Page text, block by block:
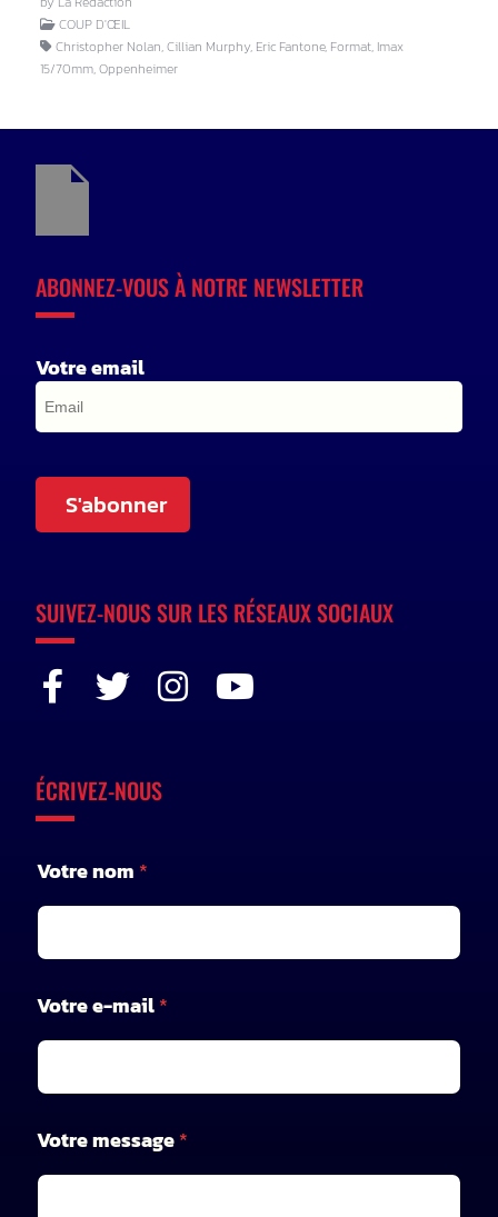
COUP D'ŒIL
Christopher Nolan, Cillian Murphy, Eric Fantone, Format, Imax
15/70mm, Oppenheimer
ABONNEZ-VOUS À NOTRE NEWSLETTER
Votre email
S'abonner
SUIVEZ-NOUS SUR LES RÉSEAUX SOCIAUX
ÉCRIVEZ-NOUS
Votre nom *
Votre e-mail*
o
t
r
Votre message*